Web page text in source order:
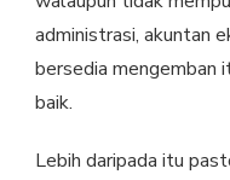
administrasi, akuntan
bersedia mengemban
baik.
Lebih daripada itu